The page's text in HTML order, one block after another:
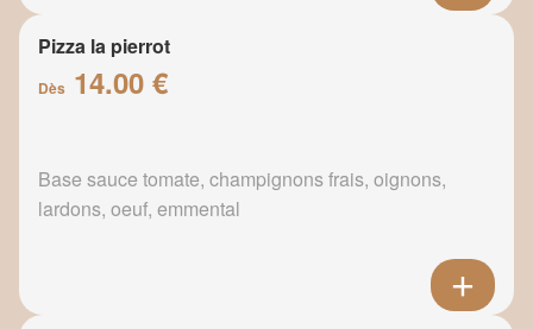
Pizza la pierrot
Dès 14.00 €
Base sauce tomate, champignons frais, oignons,
lardons, oeuf, emmental